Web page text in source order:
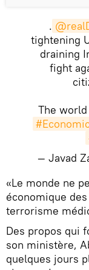
.
tightening
draining
fight
The
— Javad
«Le monde ne
économique
terrorisme
Des propos qui
son ministère,
quelques jours